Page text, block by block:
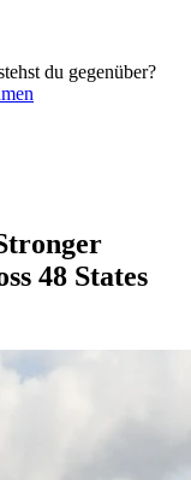
du gegenüber?
48 States